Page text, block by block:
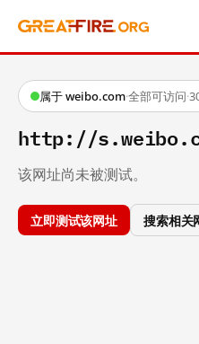
属于 weibo.com·全部可访问·
http://
该网址尚未被测试。
立即测试该网址 搜索相关